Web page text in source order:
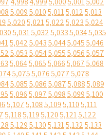
5,0095,0105,0115,0125,013
5,0205,0215,0225,0235,024
5,0315,0325,0335,0345,035
5,0425,0435,0445,0455,046
5,0535,0545,0555,0565,057
5,0645,0655,0665,0675,068
5,0755,0765,0775,078
5,0855,0865,0875,0885,089
5,0965,0975,0985,0995,100
5,1075,1085,1095,1105,111
5,1185,1195,1205,1215,122
5,1295,1305,1315,1325,133